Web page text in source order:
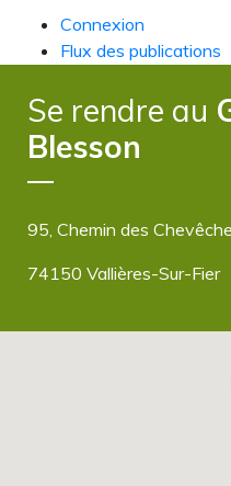
Connexion
Flux des publications
Site de WordPress-
Se rendre au
Blesson
95, Chemin des
74150 Vallières-Sur-Fier